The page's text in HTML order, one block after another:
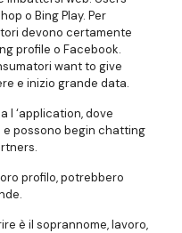
o Bing Play. Per
devono certamente
profile o Facebook.
want to give
e inizio grande data.
l ‘application, dove
possono begin chatting
profilo, potrebbero
è il soprannome, lavoro,